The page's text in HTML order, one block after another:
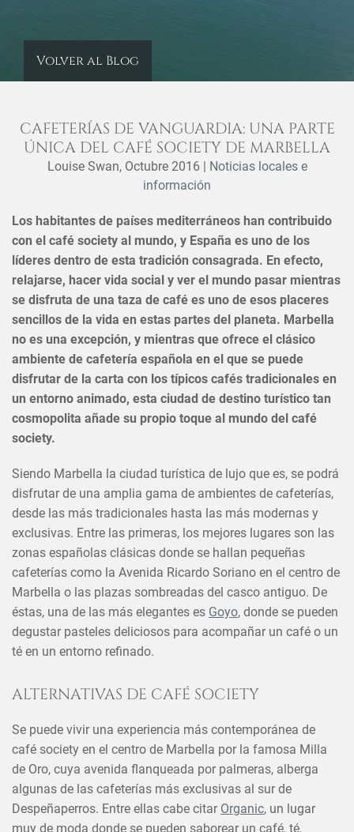
Volver al Blog
CAFETERÍAS DE VANGUARDIA: UNA PARTE
ÚNICA DEL CAFÉ SOCIETY DE MARBELLA
Louise Swan, Octubre 2016 | Noticias locales e
información
Los habitantes de países mediterráneos han contribuido
con el café society al mundo, y España es uno de los
líderes dentro de esta tradición consagrada. En efecto,
relajarse, hacer vida social y ver el mundo pasar mientras
se disfruta de una taza de café es uno de esos placeres
sencillos de la vida en estas partes del planeta. Marbella
no es una excepción, y mientras que ofrece el clásico
ambiente de cafetería española en el que se puede
disfrutar de la carta con los típicos cafés tradicionales en
un entorno animado, esta ciudad de destino turístico tan
cosmopolita añade su propio toque al mundo del café
society.
Siendo Marbella la ciudad turística de lujo que es, se podrá
disfrutar de una amplia gama de ambientes de cafeterías,
desde las más tradicionales hasta las más modernas y
exclusivas. Entre las primeras, los mejores lugares son las
zonas españolas clásicas donde se hallan pequeñas
cafeterías como la Avenida Ricardo Soriano en el centro de
Marbella o las plazas sombreadas del casco antiguo. De
éstas, una de las más elegantes es Goyo, donde se pueden
degustar pasteles deliciosos para acompañar un café o un
té en un entorno refinado.
ALTERNATIVAS DE CAFÉ SOCIETY
Se puede vivir una experiencia más contemporánea de
café society en el centro de Marbella por la famosa Milla
de Oro, cuya avenida flanqueada por palmeras, alberga
algunas de las cafeterías más exclusivas al sur de
Despeñaperros. Entre ellas cabe citar Organic, un lugar
muy de moda donde se pueden saborear un café, té,